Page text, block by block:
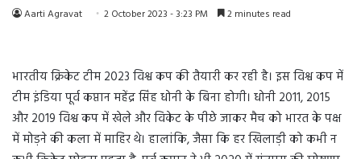
Aarti Agravat 2 October 2023 - 3:23 PM 2 minutes read
भारतीय क्रिकेट टीम 2023 विश्व कप की तैयारी कर रही है। इस विश्व कप में
टीम इंडिया पूर्व कप्तान महेंद्र सिंह धोनी के बिना होगी। धोनी 2011, 2015
और 2019 विश्व कप में खेले और विकेट के पीछे जाकर मैच को भारत के पक्ष
में मोड़ने की कला में माहिर थे। हालांकि, जैसा कि हर खिलाड़ी को कभी न